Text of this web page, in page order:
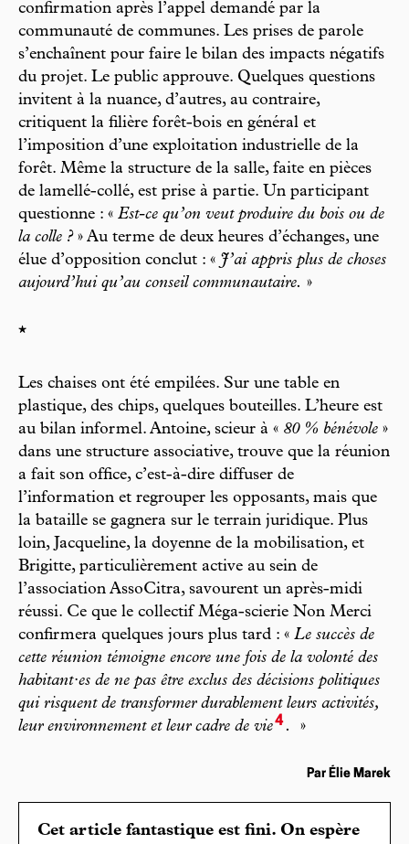
confirmation après l’appel demandé par la
communauté de communes. Les prises de parole
s’enchaînent pour faire le bilan des impacts négatifs
du projet. Le public approuve. Quelques questions
invitent à la nuance, d’autres, au contraire,
critiquent la filière forêt-bois en général et
l’imposition d’une exploitation industrielle de la
forêt. Même la structure de la salle, faite en pièces
de lamellé-collé, est prise à partie. Un participant
questionne : « Est-ce qu’on veut produire du bois ou de
la colle ?» Au terme de deux heures d’échanges, une
élue d’opposition conclut : « J’ai appris plus de choses
aujourd’hui qu’au conseil communautaire. »
*
Les chaises ont été empilées. Sur une table en
plastique, des chips, quelques bouteilles. L’heure est
au bilan informel. Antoine, scieur à « 80 % bénévole »
dans une structure associative, trouve que la réunion
a fait son office, c’est-à-dire diffuser de
l’information et regrouper les opposants, mais que
la bataille se gagnera sur le terrain juridique. Plus
loin, Jacqueline, la doyenne de la mobilisation, et
Brigitte, particulièrement active au sein de
l’association AssoCitra, savourent un après-midi
réussi. Ce que le collectif Méga-scierie Non Merci
confirmera quelques jours plus tard : « Le succès de
cette réunion témoigne encore une fois de la volonté des
habitant·es de ne pas être exclus des décisions politiques
qui risquent de transformer durablement leurs activités,
leur environnement et leur cadre de vie4. »
Par Élie Marek
Cet article fantastique est fini. On espère